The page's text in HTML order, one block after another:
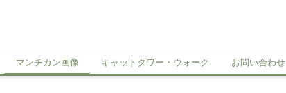
マンチカン画像 キャットタワー・ウォーク お問い合わせ